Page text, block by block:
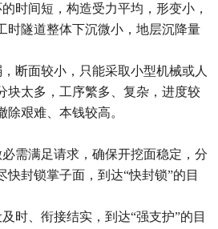
时间短，构造受力平均，形变小，
时隧道整体下沉微小，地层沉降量
，断面较小，只能采取小型机械或人
块太多，工序繁多、复杂，进度较
艰难、本钱较高。
需满足请求，确保开挖面稳定，分
快封锁掌子面，到达“快封锁”的目
时、衔接结实，到达“强支护”的目